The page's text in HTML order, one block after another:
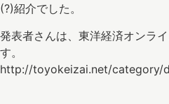
(?)紹介でした。
発表者さんは、東洋経済オンラ
す。
http://toyokeizai.net/category/